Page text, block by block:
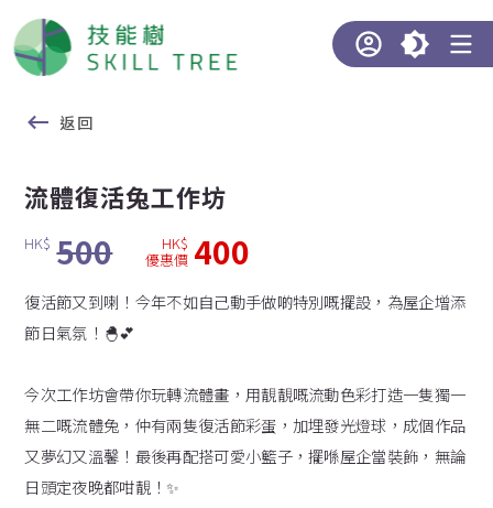
返回
流體復活兔工作坊
HK$ 500 HK$
優惠價 400
復活節又到喇！今年不如自己動手做啲特別嘅擺設，為屋企增添
節日氣氛！🐣💕
今次工作坊會帶你玩轉流體畫，用靚靚嘅流動色彩打造一隻獨一
無二嘅流體兔，仲有兩隻復活節彩蛋，加埋發光燈球，成個作品
又夢幻又溫馨！最後再配搭可愛小籃子，擺喺屋企當裝飾，無論
日頭定夜晚都咁靚！✨